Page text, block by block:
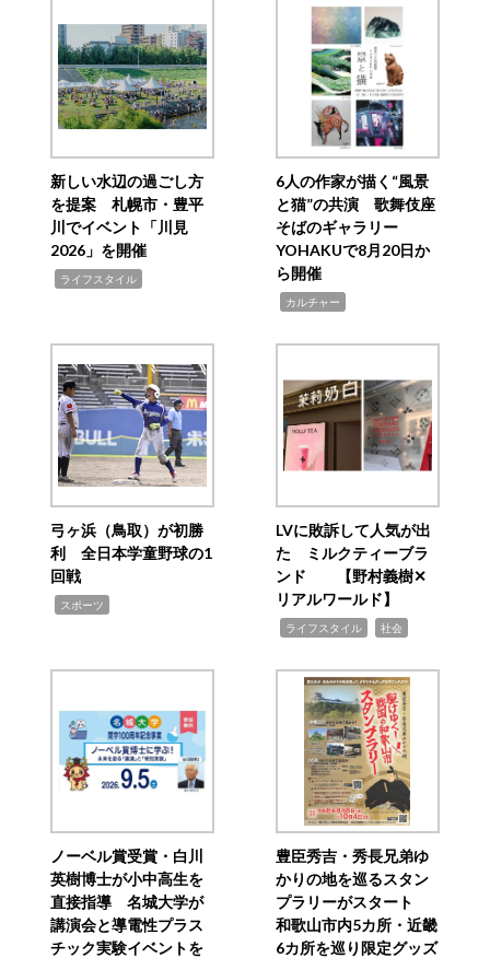
新しい水辺の過ごし方
を提案 札幌市・豊平
川でイベント「川見
2026」を開催
ライフスタイル
6人の作家が描く“風景
と猫”の共演 歌舞伎座
そばのギャラリー
YOHAKUで8月20日か
ら開催
カルチャー
弓ヶ浜（鳥取）が初勝
利 全日本学童野球の1
回戦
スポーツ
LVに敗訴して人気が出
た ミルクティーブラ
ンド 【野村義樹✕
リアルワールド】
ライフスタイル 社会
ノーベル賞受賞・白川
英樹博士が小中高生を
直接指導 名城大学が
講演会と導電性プラス
チック実験イベントを
豊臣秀吉・秀長兄弟ゆ
かりの地を巡るスタン
プラリーがスタート
和歌山市内5カ所・近畿
6カ所を巡り限定グッズ